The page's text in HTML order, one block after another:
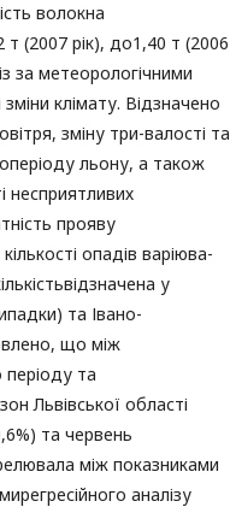
волокна
т (2007 рік), до1,40 т (2006
за метеорологічними
клімату. Відзначено
зміну три-валості та
льону, а також
несприятливих
прояву
опадів варіюва-
у
та Івано-
що між
періоду та
Львівської області
та червень
між показниками
аналізу